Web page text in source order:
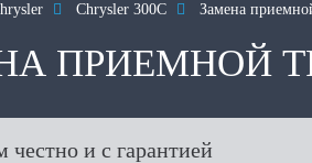
 Chrysler 300C  Замена
ПРИЕМНОЙ
честно и с гарантией